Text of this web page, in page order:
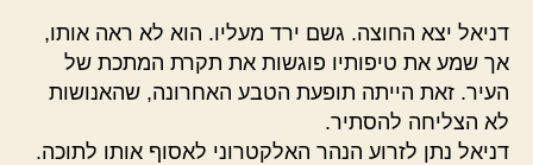
דניאל יצא החוצה. גשם ירד מעליו. הוא לא ראה אותו,
אך שמע את טיפותיו פוגשות את תקרת המתכת של
העיר. זאת הייתה תופעת הטבע האחרונה, שהאנושות
לא הצליחה להסתיר.
דניאל נתן לזרוע הנהר האלקטרוני לאסוף אותו לתוכה.